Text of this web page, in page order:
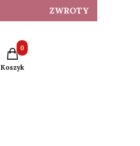
ZWROTY
Produkty w koszyku: 0. Zobacz
Koszyk